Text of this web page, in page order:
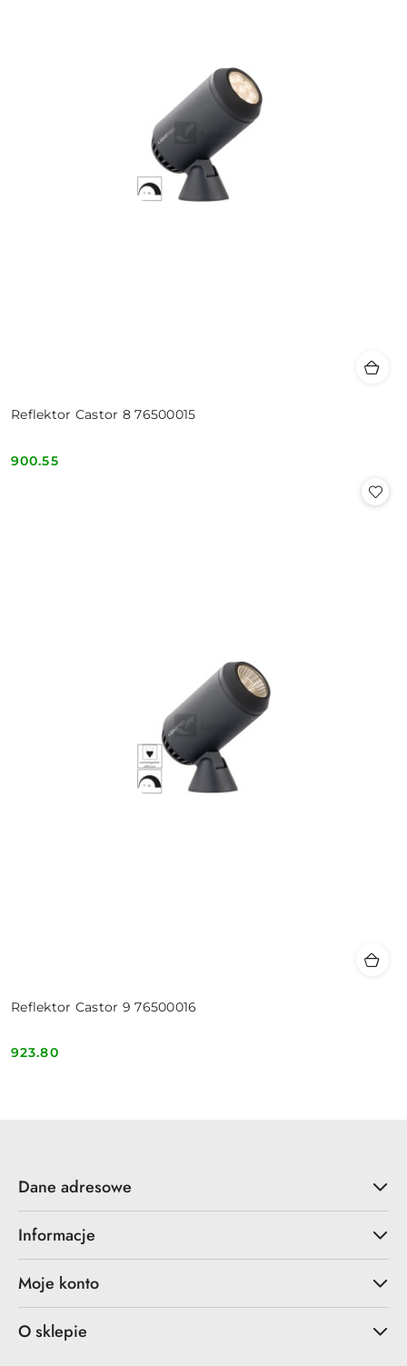
Reflektor Castor 8 76500015
Cena:
900.55
Reflektor Castor 9 76500016
Cena:
923.80
Dane adresowe
Informacje
Moje konto
O sklepie